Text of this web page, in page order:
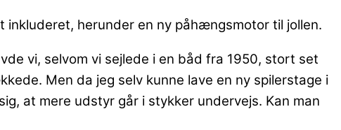
inkluderet, herunder en ny påhængsmotor til jollen.
vi, selvom vi sejlede i en båd fra 1950, stort set
Men da jeg selv kunne lave en ny spilerstage i
at mere udstyr går i stykker undervejs. Kan man